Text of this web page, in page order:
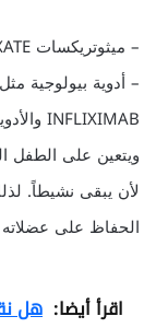
– ميثوتريكسات METHOTREXATE
INFLIXIMAB والأدوية المتعلقة به.
ويتعين على الطفل
لأن يبقى نشيطاً.
الحفاظ على
اقرأ أيضا: هل